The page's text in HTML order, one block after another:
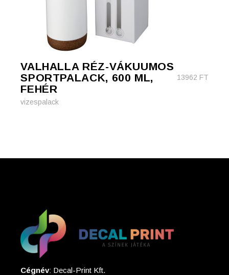
VALHALLA RÉZ-VÁKUUMOS
SPORTPALACK, 600 ML,
FEHÉR
13962 FT
vizespalack
Cégnév: Decal-Print Kft.